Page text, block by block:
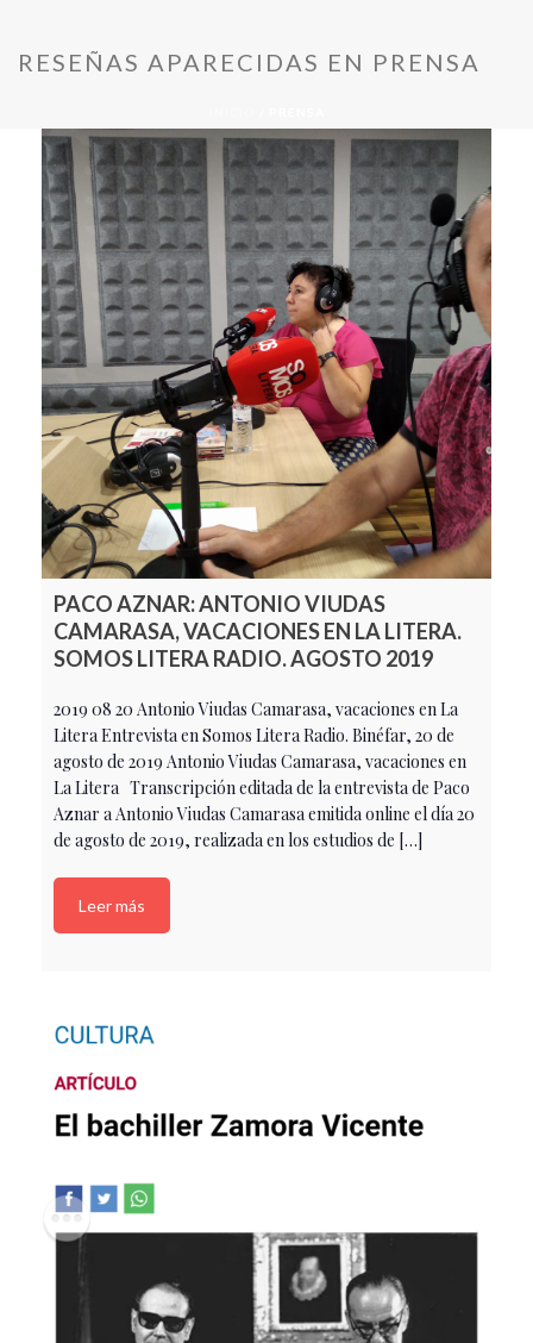
RESEÑAS APARECIDAS EN PRENSA
PACO AZNAR: ANTONIO VIUDAS
CAMARASA, VACACIONES EN LA LITERA.
SOMOS LITERA RADIO. AGOSTO 2019
2019 08 20 Antonio Viudas Camarasa, vacaciones en La
Litera Entrevista en Somos Litera Radio. Binéfar, 20 de
agosto de 2019 Antonio Viudas Camarasa, vacaciones en
La Litera Transcripción editada de la entrevista de Paco
Aznar a Antonio Viudas Camarasa emitida online el día 20
de agosto de 2019, realizada en los estudios de […]
Leer más